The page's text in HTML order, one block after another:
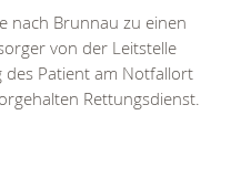
nach Brunnau zu einen
von der Leitstelle
Patient am Notfallort
Rettungsdienst.